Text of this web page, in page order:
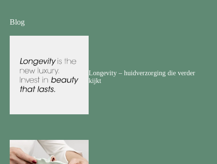
Blog
Longevity – huidverzorging die verder
kijkt